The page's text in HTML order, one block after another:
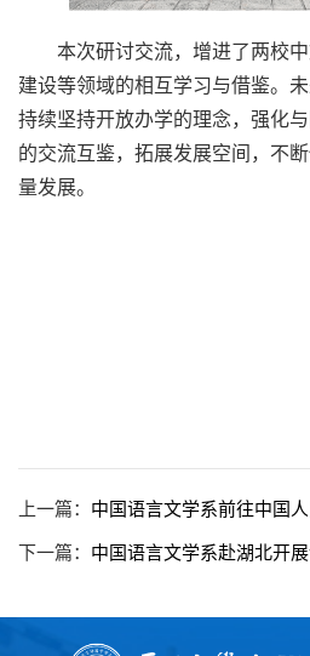
本次研讨交流，增进了两校
建设等领域的相互学习与借鉴。
持续坚持开放办学的理念，强化
的交流互鉴，拓展发展空间，不
量发展。
上一篇： 中国语言文学系前往中国
下一篇： 中国语言文学系赴湖北开